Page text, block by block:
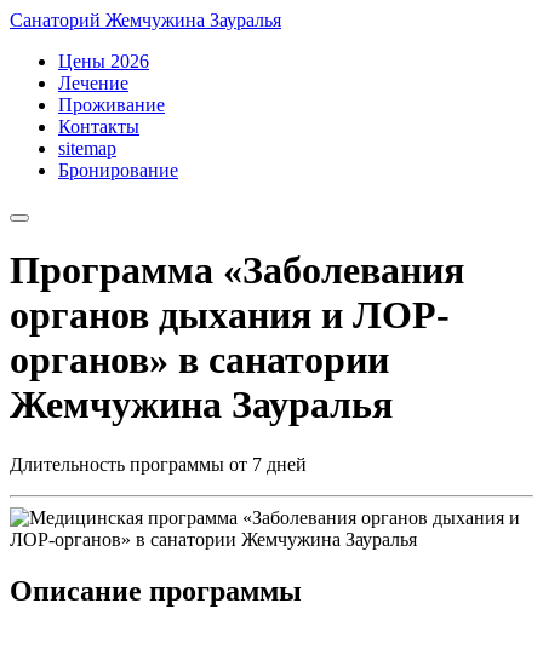
Санаторий Жемчужина Зауралья
Цены 2026
Лечение
Проживание
Контакты
sitemap
Бронирование
Программа «Заболевания
органов дыхания и ЛОР-
органов» в санатории
Жемчужина Зауралья
Длительность программы от 7 дней
Описание программы